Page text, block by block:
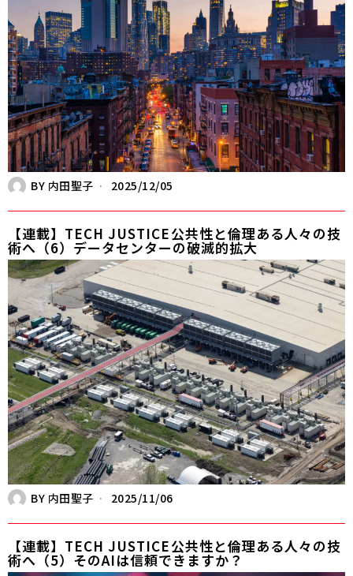
BY 内田聖子 2025/12/05
【連載】TECH JUSTICE――公共性と倫理ある人々の技
術へ（6）データセンターの破滅的拡大
BY 内田聖子 2025/11/06
【連載】TECH JUSTICE――公共性と倫理ある人々の技
術へ（5）そのAIは信頼できますか？